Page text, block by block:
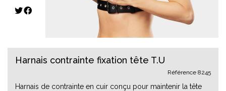
Harnais contrainte fixation tête T.U
Référence 8245
Harnais de contrainte en cuir conçu pour maintenir la tête